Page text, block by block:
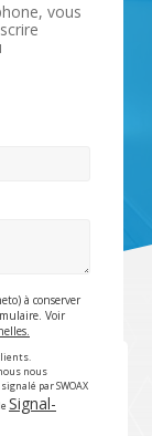
vous
à conserver
Voir
nous
par SWOAX
Signal-